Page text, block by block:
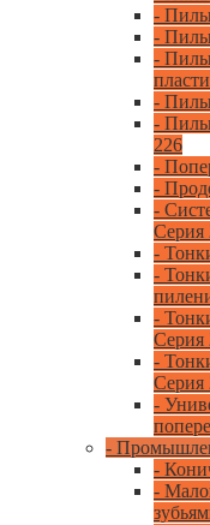
- Пилы
- Пилы
- Пилы
- Пилы
-
226
-
-
-
Серия
-
-
-
Серия
-
Серия
-
-
-
-